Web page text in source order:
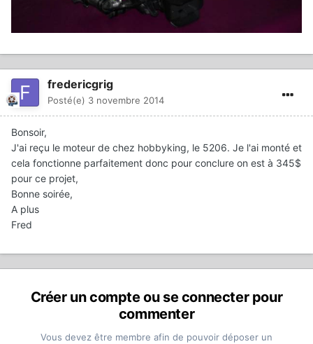
fredericgrig
Posté(e) 3 novembre 2014
Bonsoir,
J'ai reçu le moteur de chez hobbyking, le 5206. Je l'ai monté et
cela fonctionne parfaitement donc pour conclure on est à 345$
pour ce projet,
Bonne soirée,
A plus
Fred
Créer un compte ou se connecter pour
commenter
Vous devez être membre afin de pouvoir déposer un